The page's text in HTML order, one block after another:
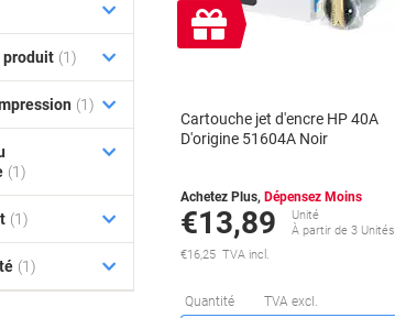
Cadeau
gratuit
Cartouche jet d'encre HP 40A
D'origine 51604A Noir
Achetez Plus, Dépensez Moins
€13,89
Unité
À partir de 3 Unités
€16,25 TVA incl.
Quantité TVA excl.
produit (1)
(1)
(1)
(1)
(1)